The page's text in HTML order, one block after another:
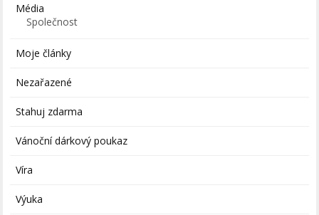
Média
Společnost
Moje články
Nezařazené
Stahuj zdarma
Vánoční dárkový poukaz
Víra
Výuka